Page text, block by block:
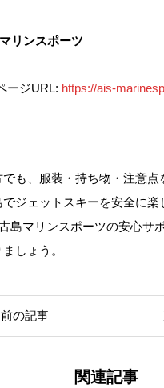
リンスポーツ
ージURL: https://ais-
も、服装・持ち物・注意点
ジェットスキーを安全に楽
島マリンスポーツの安心サ
しょう。
前の記事
関連記事